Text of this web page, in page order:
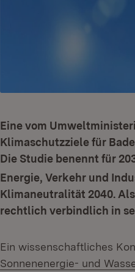
Eine vom
Klimaschutzziele für
Die Studie benennt für
Energie, Verkehr und
Klimaneutralität 2040.
rechtlich verbindlich in
Ein wissenschaftliches
Sonnenenergie- und